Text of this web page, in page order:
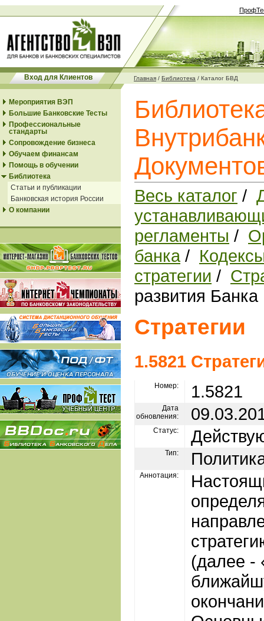
Вход для Клиентов Главная / Библиотека / Каталог БВД
Мероприятия ВЭП
Большие Банковские Тесты
Профессиональные
стандарты
Сопровождение бизнеса
Обучаем финансам
Помощь в обучении
Библиотека
Статьи и публикации
Банковская история России
О компании
Весь каталог /
регламенты /
банка/
стратегии /
развития Банка
Стратегии
1.5821
Номер: 1.5821
Дата
обновления:
Статус:
Тип:
Аннотация:
(далее -